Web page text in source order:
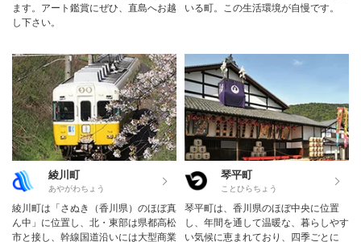
ます。アート鑑賞にぜひ、直島へお越
し下さい。
いる町。この生活環境が自慢です。
綾川町
あやがわちょう
綾川町は「さぬき（香川県）のほぼ真
ん中」に位置し、北・東部は県都高松
市と接し、幹線国道沿いには大型商業
琴平町
ことひらちょう
琴平町は、香川県のほぼ中央に位置
し、年間を通して温暖な、暮らしやす
い気候に恵まれており、四季ごとに